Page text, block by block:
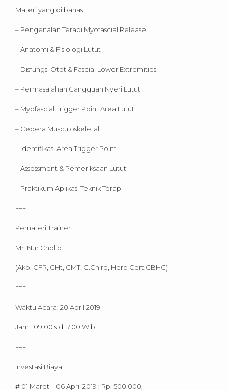
Materi yang di bahas :
– Pengenalan Terapi Myofascial Release
– Anatomi & Fisiologi Lutut
– Disfungsi Otot & Fascial Lower Extremities
– Permasalahan Gangguan Nyeri Lutut
– Myofascial Trigger Point Area Lutut
– Cedera Musculoskeletal
– Identifikasi Area Trigger Point
– Assessment & Pemeriksaan Lutut
– Praktikum Aplikasi Teknik Terapi
===
Pemateri Trainer:
Mr. Nur Choliq
(Akp, CFR, CHt, CMT, C.Chiro, Herb Cert.CBHC)
===
Waktu Acara: 20 April 2019
Jam : 09.00 s.d 17.00 Wib
===
Investasi Biaya:
# 01 Maret – 06 April 2019 : Rp. 500.000,-